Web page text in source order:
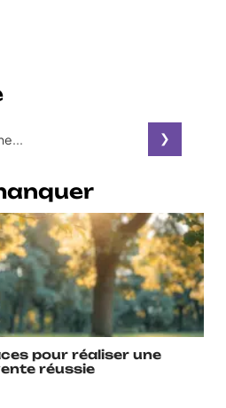
pour réaliser une
réussie